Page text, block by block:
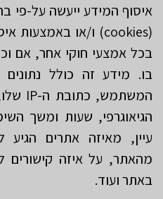
איסוף המידע ייעשה על-פי
בכל אמצעי חוקי אחר, אם
בו. מידע זה כולל
הגיאוגרפי, שעות ומשך
עיין, מאיזה אתרים
מהאתר, על איזה קישורים
באתר ועוד.